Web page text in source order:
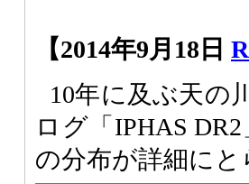
【2014年9月18日
10年に及ぶ天の
ログ「IPHAS
の分布が詳細に